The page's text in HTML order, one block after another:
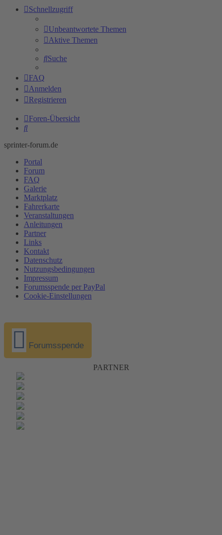
Schnellzugriff
Unbeantwortete Themen
Aktive Themen
Suche
FAQ
Anmelden
Registrieren
Foren-Übersicht
Suche
sprinter-forum.de
Portal
Forum
FAQ
Galerie
Marktplatz
Fahrerkarte
Veranstaltungen
Anleitungen
Partner
Links
Kontakt
Datenschutz
Nutzungsbedingungen
Impressum
Forumsspende per PayPal
Cookie-Einstellungen
Forumsspende
PARTNER